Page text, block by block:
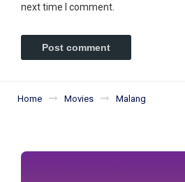
next time I comment.
Home Movies Malang